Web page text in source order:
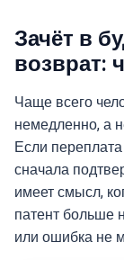
Зачёт в
возврат:
Чаще всего
немедленно, а
Если
сначала
имеет смысл,
патент больше
или ошибка не